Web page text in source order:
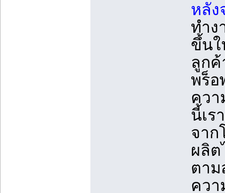
หลัง
ทำง
ขึ้นใ
ลูกค้
พร็อ
ควา
นี้เร
จาก
ผลิต
ตา
ควา